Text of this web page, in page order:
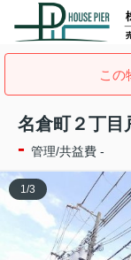
この
名倉町２丁目
- 管理/共益費 -
1/3